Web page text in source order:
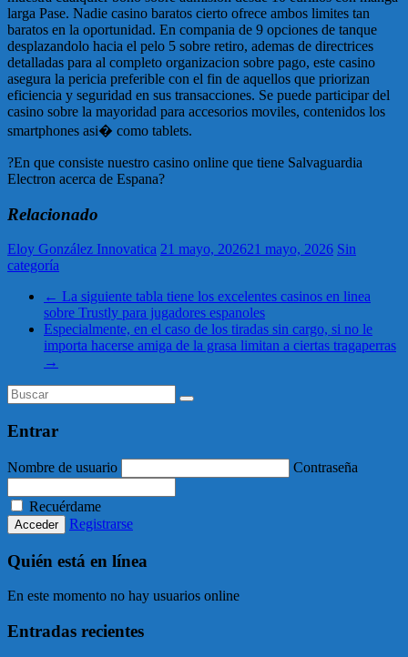
larga Pase. Nadie casino baratos cierto ofrece ambos limites tan
baratos en la oportunidad. En compania de 9 opciones de tanque
desplazandolo hacia el pelo 5 sobre retiro, ademas de directrices
detalladas para al completo organizacion sobre pago, este casino
asegura la pericia preferible con el fin de aquellos que priorizan
eficiencia y seguridad en sus transacciones. Se puede participar del
casino sobre la mayoridad para accesorios moviles, contenidos los
smartphones asi� como tablets.
?En que consiste nuestro casino online que tiene Salvaguardia
Electron acerca de Espana?
Relacionado
Eloy González Innovatica 21 mayo, 202621 mayo, 2026 Sin
categoría
← La siguiente tabla tiene los excelentes casinos en linea
sobre Trustly para jugadores espanoles
Especialmente, en el caso de los tiradas sin cargo, si no le
importa hacerse amiga de la grasa limitan a ciertas tragaperras
→
Entrar
Nombre de usuario Contraseña
Recuérdame
Registrarse
Quién está en línea
En este momento no hay usuarios online
Entradas recientes